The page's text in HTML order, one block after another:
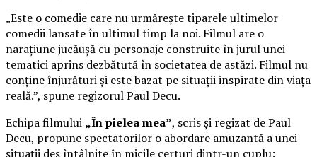
„Este o comedie care nu urmărește tiparele ultimelor
comedii lansate în ultimul timp la noi. Filmul are o
narațiune jucăușă cu personaje construite în jurul unei
tematici aprins dezbătută în societatea de astăzi. Filmul nu
conține înjurături și este bazat pe situații inspirate din viața
reală.”, spune regizorul Paul Decu.
Echipa filmului „În pielea mea”, scris și regizat de Paul
Decu, propune spectatorilor o abordare amuzantă a unei
situații des întâlnite în micile certuri dintr-un cuplu: